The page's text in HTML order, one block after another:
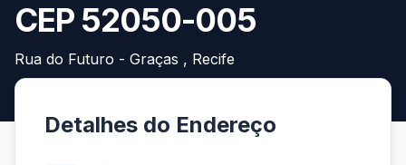
CEP 52050-005
Rua do Futuro - Graças , Recife
Detalhes do Endereço